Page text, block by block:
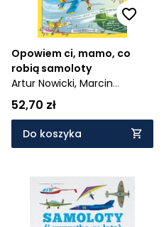
Opowiem ci, mamo, co
robią samoloty
Artur Nowicki, Marcin
Brykczyński
52,70 zł
Do koszyka